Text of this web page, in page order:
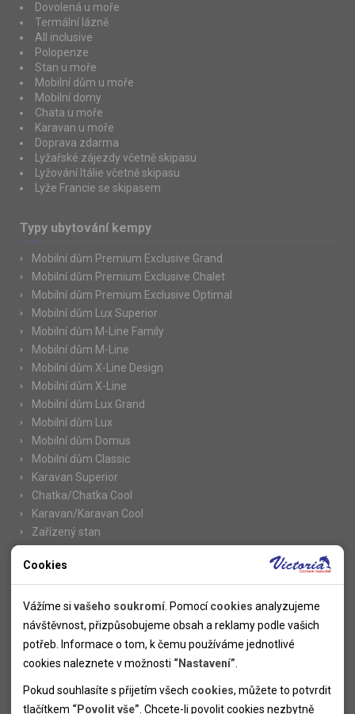
Dovolená u moře
Termální lázně
All inclusive
Polopenze
Stan u moře
Mobilní dům u moře
Mobilní domy
Chata u moře
Karavan u moře
Doprava zdarma
Lyžařské zájezdy včetně skipasu
Lyžování Itálie včetně skipasu
Lyže Francie se skipasem
Typy ubytování kempy
Mobilní dům Premium Exclusive Grand
Mobilní dům Premium Exclusive Chalet
Mobilní dům Premium Exclusive Optimal
Mobilní dům Lux Superior
Mobilní dům M-Line Family
Mobilní dům M-Line
Mobilní dům X-Line Design
Mobilní dům X-Line
Mobilní dům Lux Grand
Mobilní dům Lux
Mobilní dům Domus
Mobilní dům Classic
Karavan Superior
Chatka/Chatka Cool
Karavan/Karavan Cool
Zařízený stan
Informace
Novinky
Kolektivy
SUPER FIRST MINUTE
Informace k letním pobytům
Informace o letecké dopravě
Cookies
Vážíme si vašeho soukromí . Pomocícookies analyzujeme
návštěvnost, přizpůsobujeme obsah a reklamy podle vašich
potřeb. Informace o tom, k čemu používáme jednotlivé
cookies naleznete v možnosti “Nastavení”
Pokud souhlasíte s přijetím všech cookies, můžete to potvrdit
tlačítkem “Povolit vše” . Chcete-li povolit cookies nezbytně
Nutné cookies pomáhají, aby byla webová stránka použitelná
tak, že umožní základní funkce jako navigace stránky a
přístup k zabezpečeným sekcím webové stránky. Webová
stránka nemůže správně fungovat bez těchto cookies.
Analytické cookies